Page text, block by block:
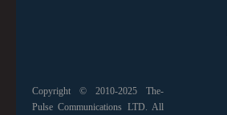
Copyright © 2010-2025 The-
Pulse Communications LTD. All